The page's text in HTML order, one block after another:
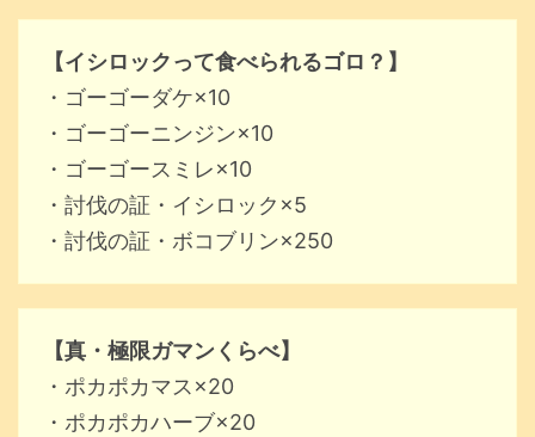
【イシロックって食べられるゴロ？】
・ゴーゴーダケ×10
・ゴーゴーニンジン×10
・ゴーゴースミレ×10
・討伐の証・イシロック×5
・討伐の証・ボコブリン×250
【真・極限ガマンくらべ】
・ポカポカマス×20
・ポカポカハーブ×20